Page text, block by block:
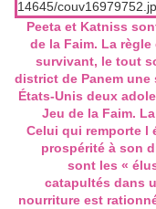
Peeta et Katniss
de la Faim. La
survivant, le tout
district de Panem
États-Unis deux
Jeu de la Faim.
Celui qui remporte l
prospérité à son
sont les «
catapultés dans
nourriture est